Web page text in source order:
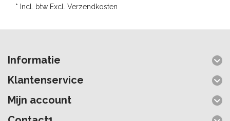
* Incl. btw Excl. Verzendkosten
Informatie
Klantenservice
Mijn account